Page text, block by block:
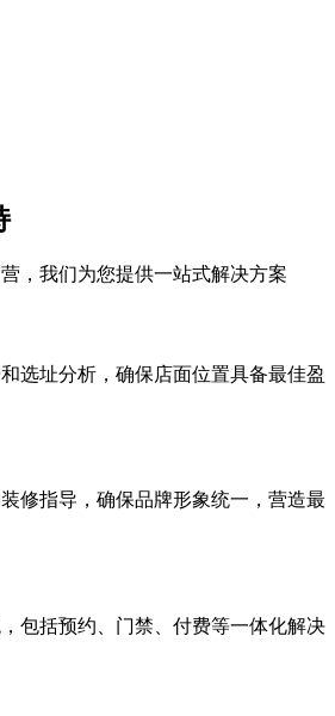
，我们为您提供一站式解决方案
选址分析，确保店面位置具备最佳盈
修指导，确保品牌形象统一，营造最
包括预约、门禁、付费等一体化解决